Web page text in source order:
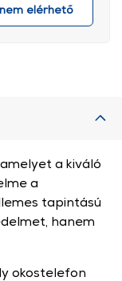
elérhető
a kiváló
a
tapintású
hanem
okostelefon